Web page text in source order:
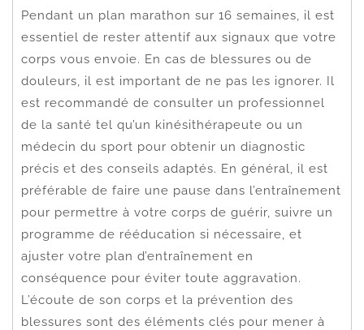
Pendant un plan marathon sur 16 semaines, il est
essentiel de rester attentif aux signaux que votre
corps vous envoie. En cas de blessures ou de
douleurs, il est important de ne pas les ignorer. Il
est recommandé de consulter un professionnel
de la santé tel qu’un kinésithérapeute ou un
médecin du sport pour obtenir un diagnostic
précis et des conseils adaptés. En général, il est
préférable de faire une pause dans l’entraînement
pour permettre à votre corps de guérir, suivre un
programme de rééducation si nécessaire, et
ajuster votre plan d’entraînement en
conséquence pour éviter toute aggravation.
L’écoute de son corps et la prévention des
blessures sont des éléments clés pour mener à